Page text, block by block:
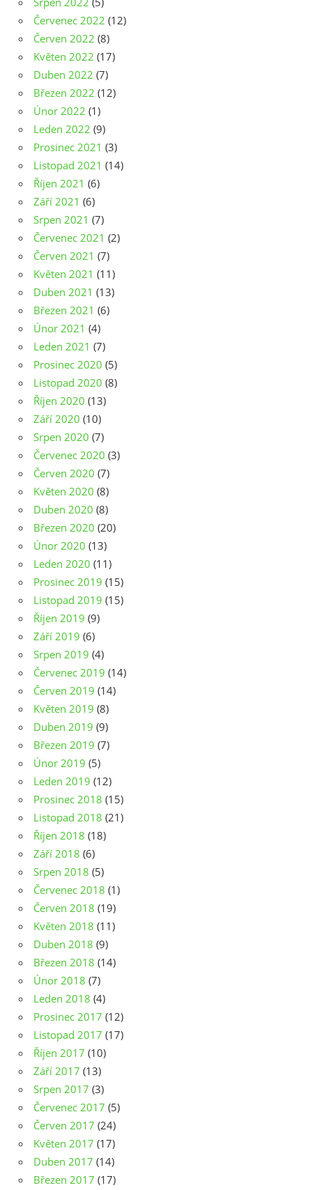
Červenec 2022 (12)
Červen 2022 (8)
Květen 2022 (17)
Duben 2022 (7)
Březen 2022 (12)
Únor 2022 (1)
Leden 2022 (9)
Prosinec 2021 (3)
Listopad 2021 (14)
Říjen 2021 (6)
Září 2021 (6)
Srpen 2021 (7)
Červenec 2021 (2)
Červen 2021 (7)
Květen 2021 (11)
Duben 2021 (13)
Březen 2021 (6)
Únor 2021 (4)
Leden 2021 (7)
Prosinec 2020 (5)
Listopad 2020 (8)
Říjen 2020 (13)
Září 2020 (10)
Srpen 2020 (7)
Červenec 2020 (3)
Červen 2020 (7)
Květen 2020 (8)
Duben 2020 (8)
Březen 2020 (20)
Únor 2020 (13)
Leden 2020 (11)
Prosinec 2019 (15)
Listopad 2019 (15)
Říjen 2019 (9)
Září 2019 (6)
Srpen 2019 (4)
Červenec 2019 (14)
Červen 2019 (14)
Květen 2019 (8)
Duben 2019 (9)
Březen 2019 (7)
Únor 2019 (5)
Leden 2019 (12)
Prosinec 2018 (15)
Listopad 2018 (21)
Říjen 2018 (18)
Září 2018 (6)
Srpen 2018 (5)
Červenec 2018 (1)
Červen 2018 (19)
Květen 2018 (11)
Duben 2018 (9)
Březen 2018 (14)
Únor 2018 (7)
Leden 2018 (4)
Prosinec 2017 (12)
Listopad 2017 (17)
Říjen 2017 (10)
Září 2017 (13)
Srpen 2017 (3)
Červenec 2017 (5)
Červen 2017 (24)
Květen 2017 (17)
Duben 2017 (14)
Březen 2017 (17)